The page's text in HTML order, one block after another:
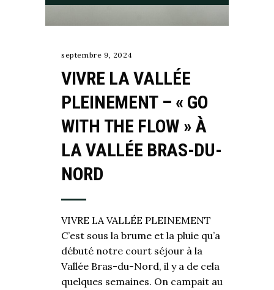
septembre 9, 2024
VIVRE LA VALLÉE
PLEINEMENT – « GO
WITH THE FLOW » À
LA VALLÉE BRAS-DU-
NORD
VIVRE LA VALLÉE PLEINEMENT
C’est sous la brume et la pluie qu’a
débuté notre court séjour à la
Vallée Bras-du-Nord, il y a de cela
quelques semaines. On campait au